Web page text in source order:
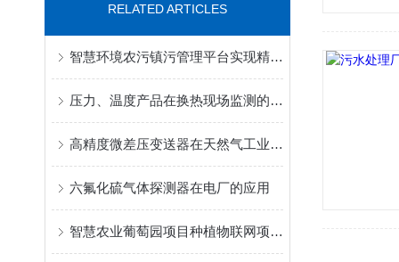
RELATED ARTICLES
智慧环境农污镇污管理平台实现精准治理与实时监控
压力、温度产品在换热现场监测的应用
高精度微差压变送器在天然气工业炉的应用
六氟化硫气体探测器在电厂的应用
智慧农业葡萄园项目种植物联网项目解决方案